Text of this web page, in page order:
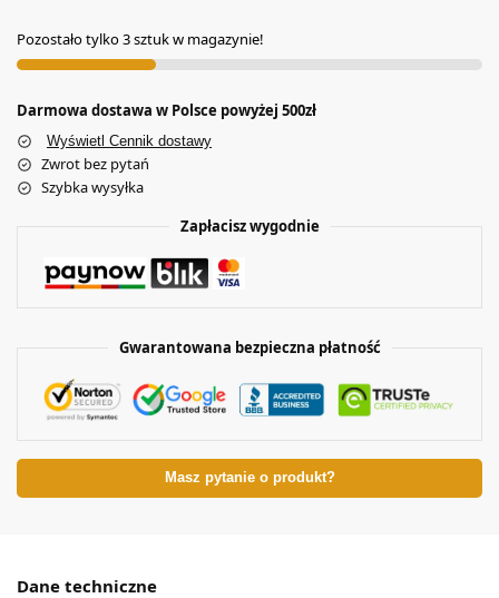
Pozostało tylko 3 sztuk w magazynie!
Darmowa dostawa w Polsce powyżej 500zł
Wyświetl Cennik dostawy
Zwrot bez pytań
Szybka wysyłka
Zapłacisz wygodnie
Gwarantowana bezpieczna płatność
Masz pytanie o produkt?
Dane techniczne